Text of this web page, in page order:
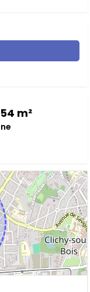
m²